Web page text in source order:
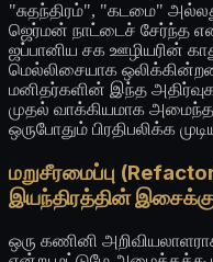
"சுதந்திரம்", "கடமை"
ஜெர்மன் நாட்டைச் சேர்ந்த
ஜப்பானிய சக ஊழியரின்
மெல்லிசையாக
மனிதர்களின் இந்த
முதல் வாக்கியமாக
ஒருபோதும் பிரதிபலிக்க
மறுசீரமைப்பு
இயந்திரத்தின்
ஒரு கணினி